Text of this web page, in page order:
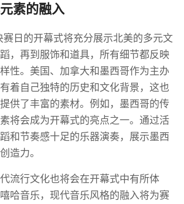
素的融入
日的开幕式将充分展示北美的多元文
，再到服饰和道具，所有细节都反映
性。美国、加拿大和墨西哥作为主办
着自己独特的历史和文化背景，这也
供了丰富的素材。例如，墨西哥的传
将会成为开幕式的亮点之一。通过活
和节奏感十足的乐器演奏，展示墨西
造力。
流行文化也将会在开幕式中有所体
哈音乐，现代音乐风格的融入将为赛